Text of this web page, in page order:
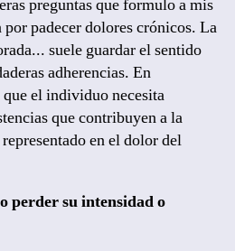
preguntas que formulo a mis
por padecer dolores crónicos. La
suele guardar el sentido
adherencias. En
el individuo necesita
que contribuyen a la
en el dolor del
perder su intensidad o